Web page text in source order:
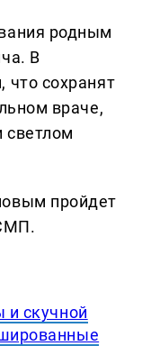
родным
В
что сохранят
враче,
светлом
пройдет
и скучной